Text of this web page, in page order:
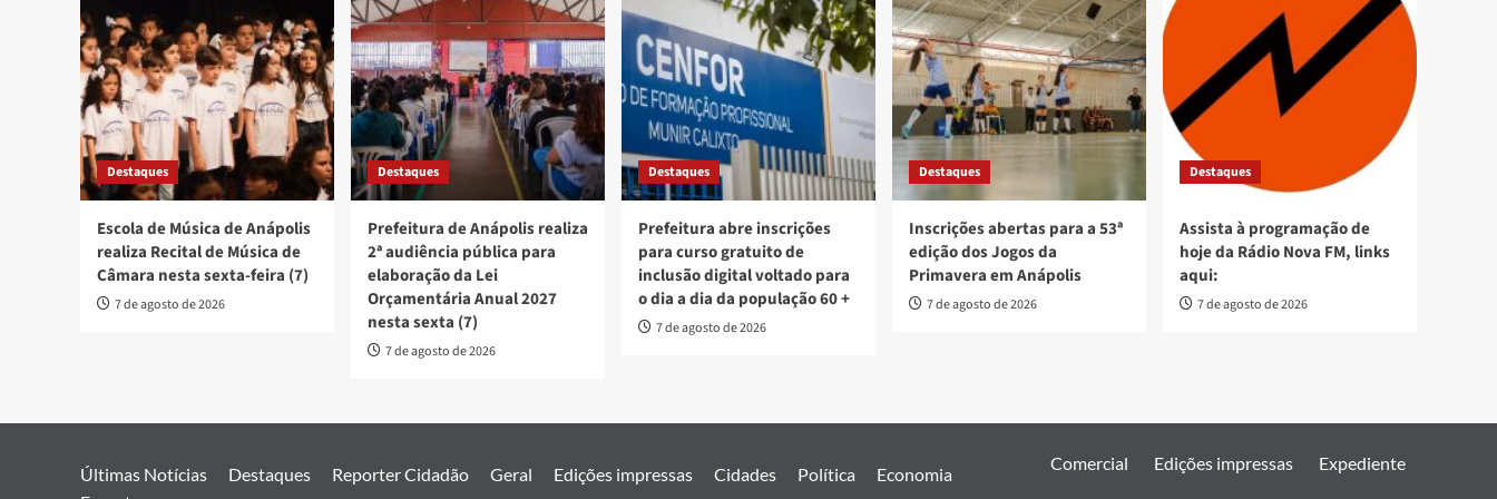
Destaques
Escola de Música de Anápolis
realiza Recital de Música de
Câmara nesta sexta-feira (7)
7 de agosto de 2026
Destaques
Prefeitura de Anápolis realiza
2ª audiência pública para
elaboração da Lei
Orçamentária Anual 2027
nesta sexta (7)
7 de agosto de 2026
Destaques
Prefeitura abre inscrições
para curso gratuito de
inclusão digital voltado para
o dia a dia da população 60 +
7 de agosto de 2026
Destaques
Inscrições abertas para a 53ª
edição dos Jogos da
Primavera em Anápolis
7 de agosto de 2026
Destaques
Assista à programação de
hoje da Rádio Nova FM, links
aqui:
7 de agosto de 2026
Últimas Notícias Destaques Reporter Cidadão Geral Edições impressas Cidades Política
Economia
Comercial Edições impressas Expediente